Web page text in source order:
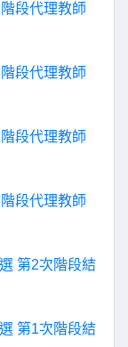
段代理教師
段代理教師
段代理教師
段代理教師
第2次階段結
第1次階段結